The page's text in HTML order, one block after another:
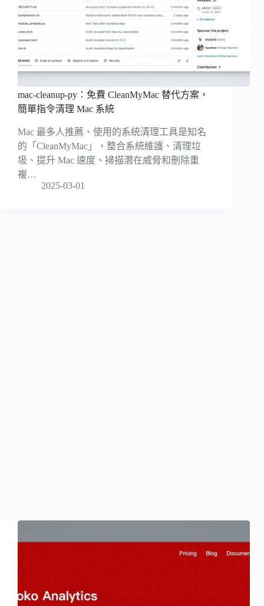
mac-cleanup-py：免費 CleanMyMac 替代方案，
簡單指令清理 Mac 系統
Mac 最多人推薦、使用的系統清理工具是知名
的「CleanMyMac」，整合系統維護、清理垃
圾、提升 Mac 速度、掃描潛在威脅和刪除重
複…
2025-03-01